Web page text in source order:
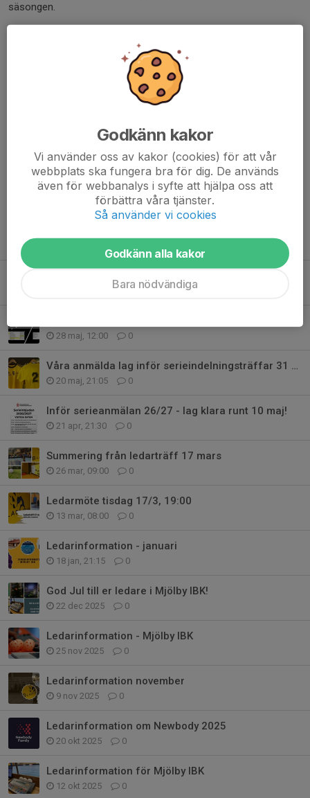
säsongen.
prata med oss i styrelsen om tips och råd, och även ekonomiska
Kommentarer
Tidigare nyheter
0
28 maj, 12:00 0
Våra anmälda lag inför serieindelningsträffar 31 maj
20 maj, 21:05 0
Inför serieanmälan 26/27 - lag klara runt 10 maj!
21 apr, 21:30 0
Summering från ledarträff 17 mars
26 mar, 09:00 0
Ledarmöte tisdag 17/3, 19:00
13 mar, 08:00 0
Ledarinformation - januari
18 jan, 21:15 0
God Jul till er ledare i Mjölby IBK!
22 dec 2025 0
Ledarinformation - Mjölby IBK
25 nov 2025 0
Ledarinformation november
9 nov 2025 0
Ledarinformation om Newbody 2025
20 okt 2025 0
Ledarinformation för Mjölby IBK
12 okt 2025 0
Godkänn kakor
Vi använder oss av kakor (cookies) för att vår
webbplats ska fungera bra för dig. De används
även för webbanalys i syfte att hjälpa oss att
förbättra våra tjänster.
Så använder vi cookies
Godkänn alla kakor
Bara nödvändiga